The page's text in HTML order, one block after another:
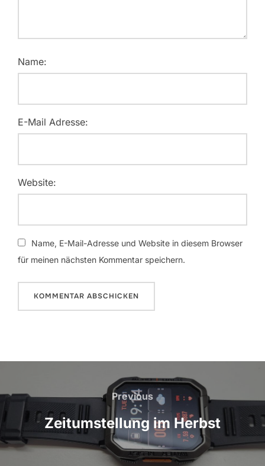
Name:
E-Mail Adresse:
Website:
Name, E-Mail-Adresse und Website in diesem Browser
für meinen nächsten Kommentar speichern.
Beitragsnavigation
Previous
Previous
Zeitumstellung im Herbst